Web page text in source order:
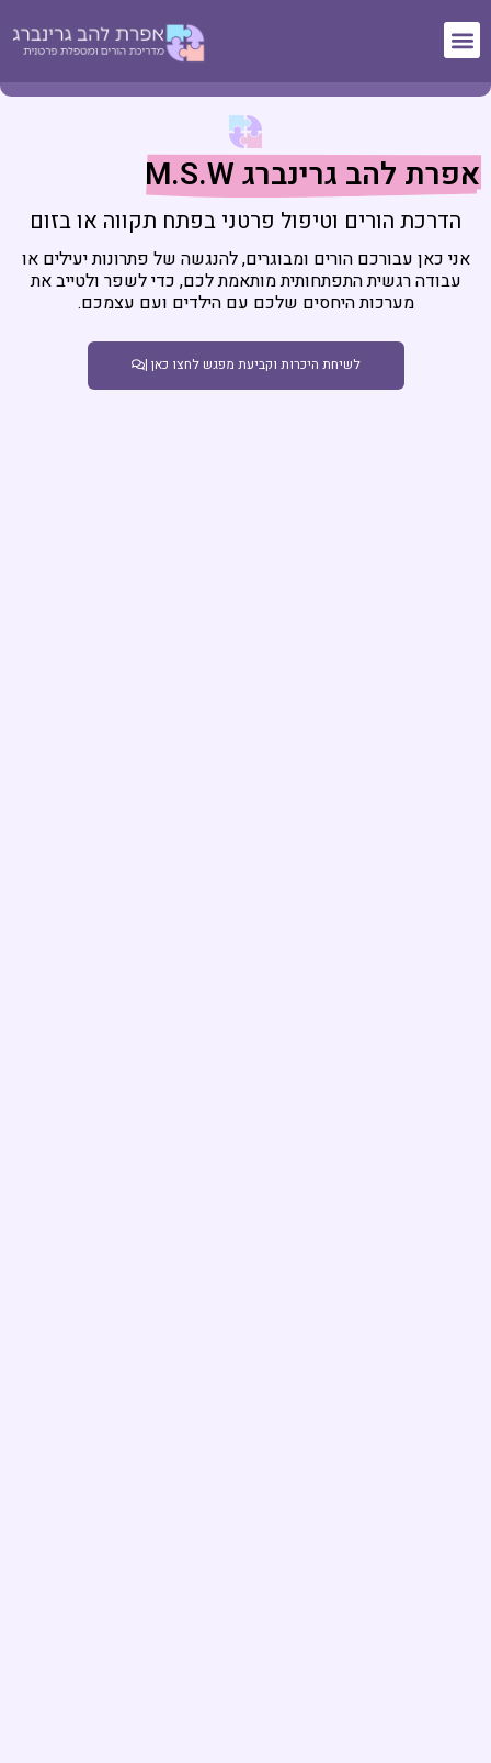
אפרת להב גרינברג M.S.W
הדרכת הורים וטיפול פרטני בפתח תקווה או בזום
אני כאן עבורכם הורים ומבוגרים, להנגשה של פתרונות יעילים או
עבודה רגשית התפתחותית מותאמת לכם, כדי לשפר ולטייב את
מערכות היחסים שלכם עם הילדים ועם עצמכם.
לשיחת היכרות וקביעת מפגש לחצו כאן |